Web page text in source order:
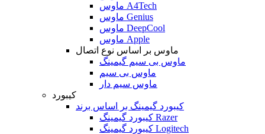
ماوس A4Tech
ماوس Genius
ماوس DeepCool
ماوس Apple
ماوس بر اساس نوع اتصال
ماوس بی سیم گیمینگ
ماوس بی سیم
ماوس سیم دار
کیبورد
کیبورد گیمینگ بر اساس برند
کیبورد گیمینگ Razer
کیبورد گیمینگ Logitech